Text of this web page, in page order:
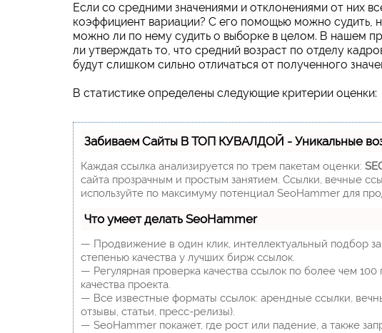
Если со средними значениями и отклонениями от них
коэффициент вариации? С его помощью можно судить,
можно ли по нему судить о выборке в целом. В нашем
ли утверждать то, что средний возраст по отделу
будут слишком сильно отличаться от полученного
В статистике определены следующие критерии оценки:
Забиваем Сайты В ТОП КУВАЛДОЙ - Уникальные
Каждая ссылка анализируется по трем пакетам оценки:
сайта прозрачным и простым занятием. Ссылки, вечные
используйте по максимуму потенциал SeoHammer для
Что умеет делать SeoHammer
— Продвижение в один клик, интеллектуальный подбор
степенью качества у лучших бирж ссылок.
— Регулярная проверка качества ссылок по более чем
качества проекта.
— Все известные форматы ссылок: арендные ссылки,
отзывы, статьи, пресс-релизы).
— SeoHammer покажет, где рост или падение, а также